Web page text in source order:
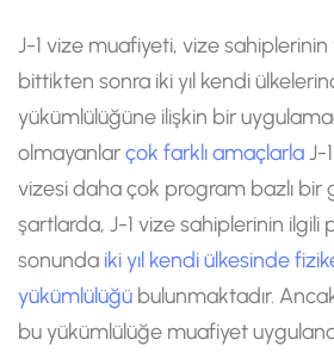
J-1 vize muafiyeti, vize sahiplerinin
bittikten sonra iki yıl kendi
yükümlülüğüne ilişkin bir
olmayanlarçok farklı amaçlarlaJ-
vizesi daha çok program bazlı bir
şartlarda, J-1 vize sahiplerinin ilgili
sonunda iki yıl kendi ülkesinde
yükümlülüğü bulunmaktadır.
bu yükümlülüğe muafiyet